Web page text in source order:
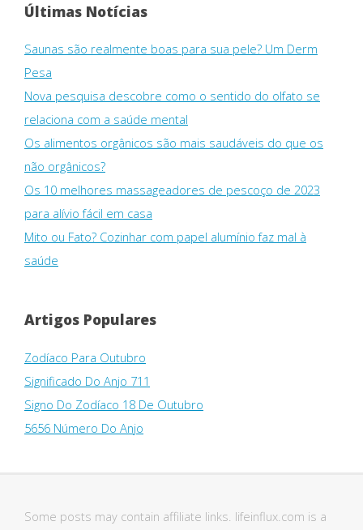
Últimas Notícias
Saunas são realmente boas para sua pele? Um Derm
Pesa
Nova pesquisa descobre como o sentido do olfato se
relaciona com a saúde mental
Os alimentos orgânicos são mais saudáveis ​​do que os
não orgânicos?
Os 10 melhores massageadores de pescoço de 2023
para alívio fácil em casa
Mito ou Fato? Cozinhar com papel alumínio faz mal à
saúde
Artigos Populares
Zodíaco Para Outubro
Significado Do Anjo 711
Signo Do Zodíaco 18 De Outubro
5656 Número Do Anjo
Some posts may contain affiliate links. lifeinflux.com is a